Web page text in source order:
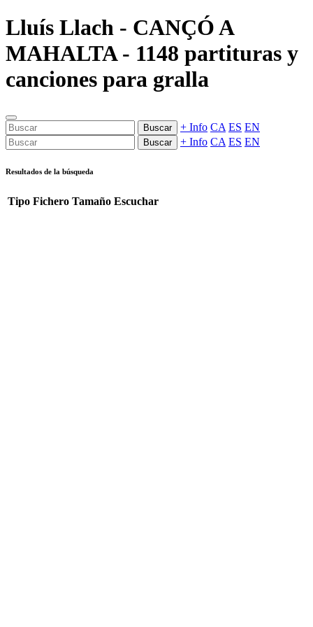
Lluís Llach - CANÇÓ A
MAHALTA - 1148 partituras y
canciones para gralla
Buscar + Info CA ES EN
Buscar + Info CA ES EN
Resultados de la búsqueda
Tipo Fichero Tamaño Escuchar